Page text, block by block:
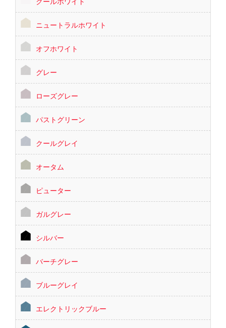
ニュートラルホワイト
オフホワイト
グレー
ローズグレー
パストグリーン
クールグレイ
オータム
ピューター
ガルグレー
シルバー
バーチグレー
ブルーグレイ
エレクトリックブルー